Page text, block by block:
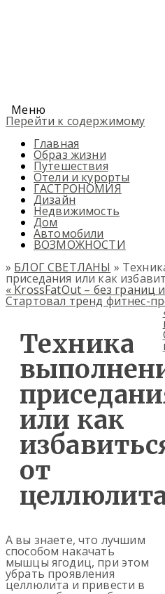
Меню
Перейти к содержимому
Главная
Образ жизни
Путешествия
Отели и курорты
ГАСТРОНОМИЯ
Дизайн
Недвижимость
Дом
Автомобили
ВОЗМОЖНОСТИ
» БЛОГ СВЕТЛАНЫ »
приседания или как
«KrossFatOut – без границ
Стартовал тренд фитнес-
Техника
или как
от
А вы знаете, что лучшим
способом накачать
мышцы ягодиц, при этом
убрать проявления
целлюлита и привести в